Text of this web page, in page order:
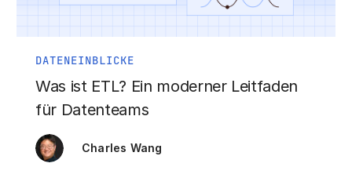
DATENEINBLICKE
Was ist ETL? Ein moderner Leitfaden
für Datenteams
Charles Wang